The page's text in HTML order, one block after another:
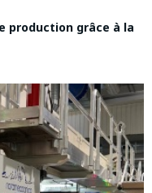
production grâce à la